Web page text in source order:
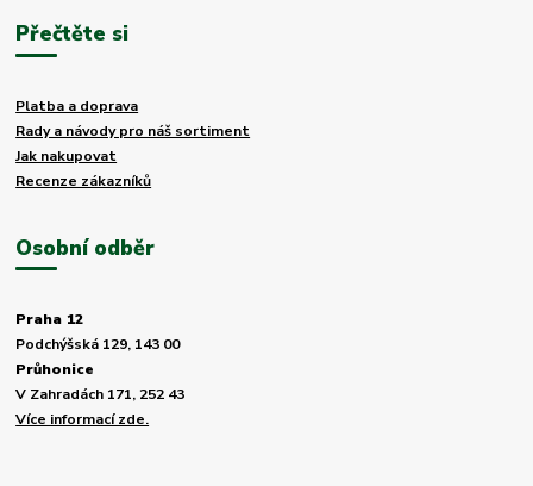
Přečtěte si
Platba a doprava
Rady a návody pro náš sortiment
Jak nakupovat
Recenze zákazníků
Osobní odběr
Praha 12
Podchýšská 129, 143 00
Průhonice
V Zahradách 171, 252 43
Více informací zde.